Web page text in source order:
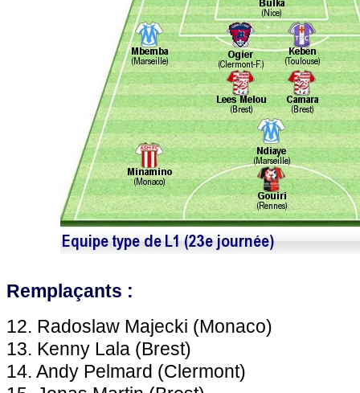
Remplaçants :
12. Radoslaw Majecki (Monaco)
13. Kenny Lala (Brest)
14. Andy Pelmard (Clermont)